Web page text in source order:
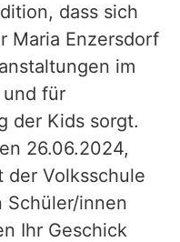
dass sich
Maria Enzersdorf
im
für
der Kids sorgt.
26.06.2024,
der Volksschule
innen
Ihr Geschick